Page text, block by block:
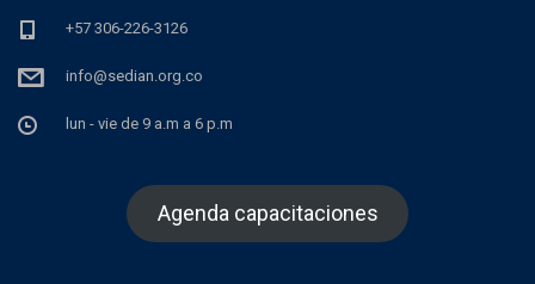
+57 306-226-3126
info@sedian.org.co
lun - vie de 9 a.m a 6 p.m
Agenda capacitaciones